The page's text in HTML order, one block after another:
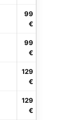
99
€
99
€
129
€
129
€